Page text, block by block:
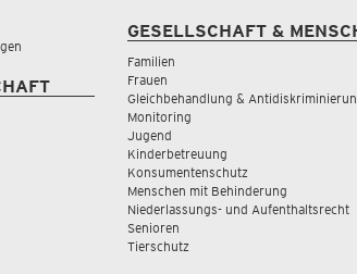
GESELLSCHAFT &
Familien
Frauen
Gleichbehandlung &
Monitoring
Jugend
Kinderbetreuung
Konsumentenschutz
Menschen mit Behinderung
Niederlassungs- und Aufenthaltsrecht
Senioren
Tierschutz